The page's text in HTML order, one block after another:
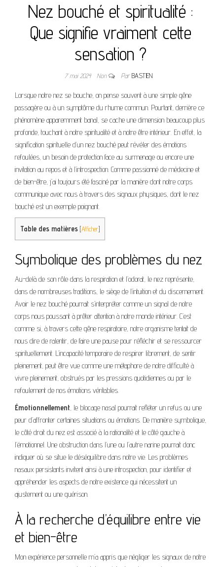
Nez bouché et spiritualité :
Que signifie vraiment cette
sensation ?
7 mai 2024 Non ParBASTIEN
Lorsque notre nez se bouche, on pense souvent à une simple gêne
passagère ou à un symptôme du rhume commun. Pourtant, derrière ce
phénomène apparemment banal, se cache une dimension beaucoup plus
profonde, touchant à notre spiritualité et à notre être intérieur. En effet, la
signification spirituelle d’un nez bouché peut révéler des émotions
refoulées, un besoin de protection face au surmenage ou encore une
invitation au repos et à l’introspection. Comme passionné de médecine et
de bien-être, j’ai toujours été fasciné par la manière dont notre corps
communique avec nous à travers des signaux physiques, dont le nez
bouché est un exemple poignant.
Table des matières [Afficher]
Symbolique des problèmes du nez
Au-delà de son rôle dans la respiration et l’odorat, le nez représente,
dans de nombreuses traditions, le siège de l’intuition et du discernement.
Avoir le nez bouché pourrait s’interpréter comme un signal de notre
corps nous poussant à prêter attention à notre monde intérieur. C’est
comme si, à travers cette gêne respiratoire, notre organisme tentait de
nous dire de ralentir, de faire une pause pour réfléchir et se ressourcer
spirituellement. L’incapacité temporaire de respirer librement, de sentir
pleinement, peut être vue comme une métaphore de notre difficulté à
vivre pleinement, obstrués par les pressions quotidiennes ou par le
refoulement de nos émotions véritables.
Émotionnellement, le blocage nasal pourrait refléter un refus ou une
peur d’affronter certaines situations ou émotions. De manière symbolique,
le côté droit du nez est associé à la rationalité et le côté gauche à
l’émotionnel. Une obstruction dans l’une ou l’autre narine pourrait donc
indiquer où se situe le déséquilibre dans notre vie. Les problèmes
nasaux persistants invitent ainsi à une introspection, pour identifier et
appréhender les aspects de notre existence qui nécessitent un
ajustement ou une guérison.
À la recherche d’équilibre entre vie
et bien-être
Mon expérience personnelle m’a appris que négliger les signaux de notre